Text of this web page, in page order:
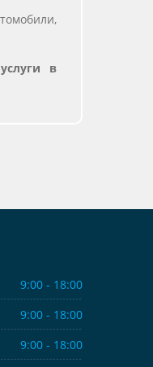
в
9:00 - 18:00
9:00 - 18:00
9:00 - 18:00